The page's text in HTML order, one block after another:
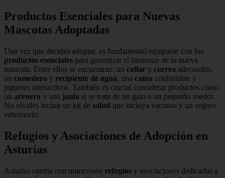
Productos Esenciales para Nuevas
Mascotas Adoptadas
Una vez que decides adoptar, es fundamental equiparse con los
productos esenciales para garantizar el bienestar de tu nueva
mascota. Entre ellos se encuentran: un collar y correa adecuados,
un comedero y recipiente de agua, una cama confortable y
juguetes interactivos. También es crucial considerar productos como
un arenero o una jaula si se trata de un gato o un pequeño roedor.
No olvides incluir un kit de salud que incluya vacunas y un seguro
veterinario.
Refugios y Asociaciones de Adopción en
Asturias
Asturias cuenta con numerosos refugios y asociaciones dedicadas a